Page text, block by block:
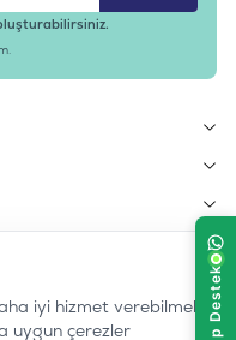
iyi hizmet verebilmek
uygun çerezler